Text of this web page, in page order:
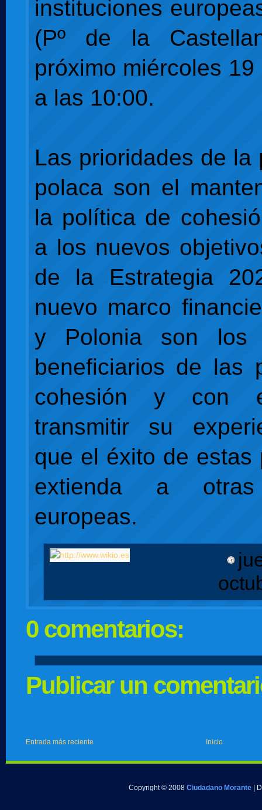
instituciones
(Pº de la
próximo miércoles
a las 10:00.
Las prioridades de la
polaca son el
la política de
a los nuevos
de la Estrategia
nuevo marco
y Polonia son los
beneficiarios de las
cohesión y con
transmitir su
que el éxito de estas
extienda a otras
europeas.
0 comentarios:
Publicar un
Entrada más reciente Inicio
Copyright © 2008 Ciudadano Morante |